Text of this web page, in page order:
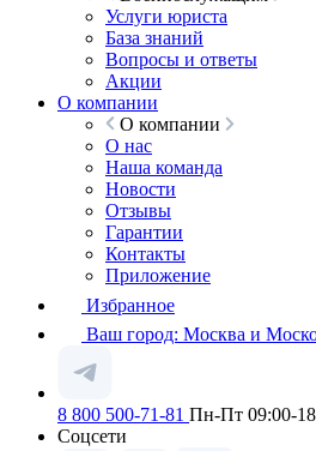
Услуги юриста
База знаний
Вопросы и ответы
Акции
О компании
О компании
О нас
Наша команда
Новости
Отзывы
Гарантии
Контакты
Приложение
Избранное
Ваш город: Москва и
8 800 500-71-81 Пн-Пт 09:00-
Соцсети